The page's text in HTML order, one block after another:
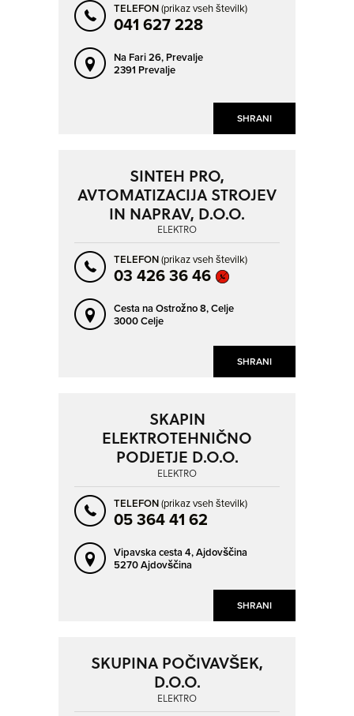
SHRANI
TELEFON(prikaz vseh številk)
041 627 228
Na Fari 26, Prevalje
2391 Prevalje
SHRANI
SINTEH PRO,
AVTOMATIZACIJA STROJEV
IN NAPRAV, D.O.O.
ELEKTRO
TELEFON(prikaz vseh številk)
03 426 36 46
Cesta na Ostrožno 8,Celje
3000 Celje
SHRANI
SKAPIN
ELEKTROTEHNIČNO
PODJETJE D.O.O.
ELEKTRO
TELEFON(prikaz vseh številk)
05 364 41 62
Vipavska cesta 4,Ajdovščina
5270 Ajdovščina
SKUPINA POČIVAVŠEK,
D.O.O.
ELEKTRO